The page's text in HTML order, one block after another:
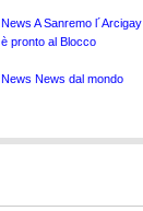
News A Sanremo l´Arcigay
è pronto al Blocco
News News dal mondo